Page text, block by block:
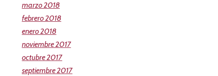
marzo 2018
febrero 2018
enero 2018
noviembre 2017
octubre 2017
septiembre 2017